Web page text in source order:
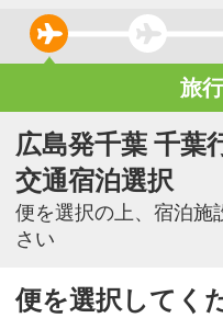
旅
広島発千葉 千葉
交通宿泊選択
便を選択の上、宿泊施
さい
便を選択してく